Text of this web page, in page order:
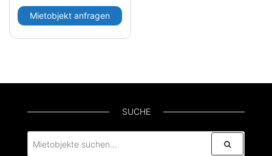
Mietobjekt anfragen
SUCHE